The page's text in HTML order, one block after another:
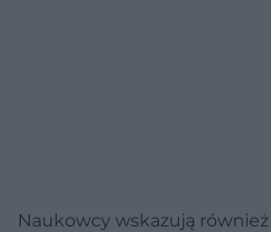
Naukowcy wskazują